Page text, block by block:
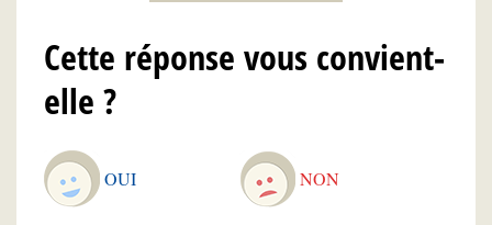
Cette réponse vous convient-
elle ?
OUI NON